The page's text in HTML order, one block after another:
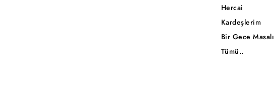
Hercai
Kardeşlerim
Bir Gece Masalı
Tümü..